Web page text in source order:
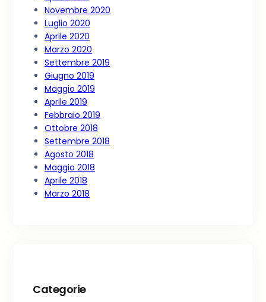
Novembre 2020
Luglio 2020
Aprile 2020
Marzo 2020
Settembre 2019
Giugno 2019
Maggio 2019
Aprile 2019
Febbraio 2019
Ottobre 2018
Settembre 2018
Agosto 2018
Maggio 2018
Aprile 2018
Marzo 2018
Categorie